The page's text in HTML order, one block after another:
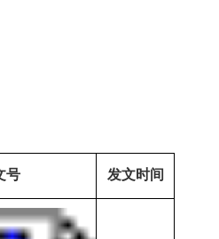
号 发文时间